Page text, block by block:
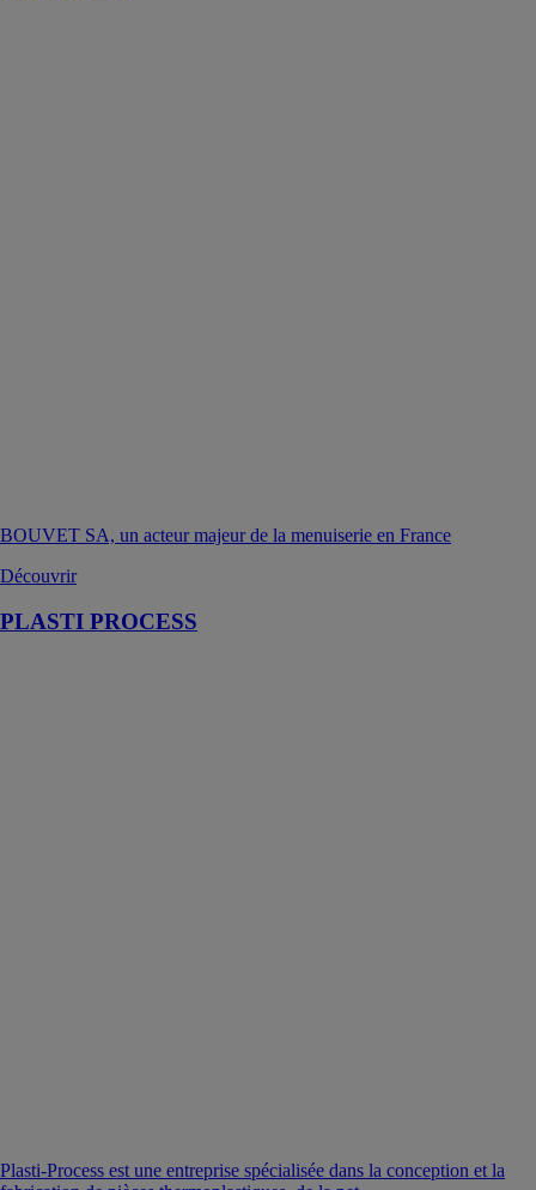
BOUVET SA, un acteur majeur de la menuiserie en France
Découvrir
PLASTI PROCESS
Plasti-Process est une entreprise spécialisée dans la conception et la